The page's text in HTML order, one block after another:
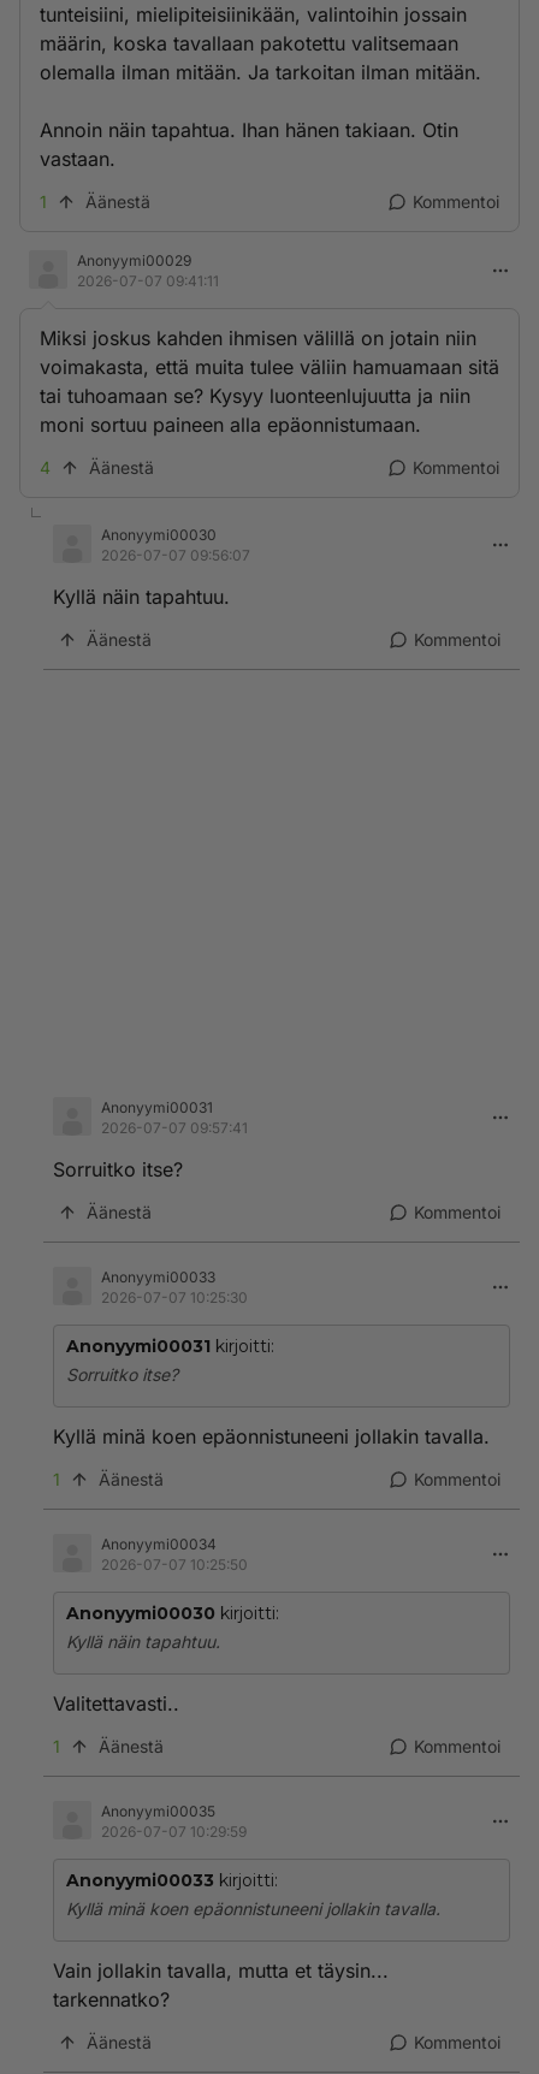
tunteisiini, mielipiteisiinikään, valintoihin jossain
määrin, koska tavallaan pakotettu valitsemaan
olemalla ilman mitään. Ja tarkoitan ilman mitään.
Annoin näin tapahtua. Ihan hänen takiaan. Otin
vastaan.
1 Äänestä Kommentoi
Anonyymi00029
2026-07-07 09:41:11
Miksi joskus kahden ihmisen välillä on jotain niin
voimakasta, että muita tulee väliin hamuamaan sitä
tai tuhoamaan se? Kysyy luonteenlujuutta ja niin
moni sortuu paineen alla epäonnistumaan.
4 Äänestä Kommentoi
Anonyymi00030
2026-07-07 09:56:07
Kyllä näin tapahtuu.
Äänestä Kommentoi
Anonyymi00031
2026-07-07 09:57:41
Sorruitko itse?
Äänestä Kommentoi
Anonyymi00033
2026-07-07 10:25:30
Anonyymi00031 kirjoitti:
Sorruitko itse?
Kyllä minä koen epäonnistuneeni jollakin tavalla.
1 Äänestä Kommentoi
Anonyymi00034
2026-07-07 10:25:50
Anonyymi00030 kirjoitti:
Kyllä näin tapahtuu.
Valitettavasti..
1 Äänestä Kommentoi
Anonyymi00035
2026-07-07 10:29:59
Anonyymi00033 kirjoitti:
Kyllä minä koen epäonnistuneeni jollakin tavalla.
Vain jollakin tavalla, mutta et täysin...
tarkennatko?
Äänestä Kommentoi